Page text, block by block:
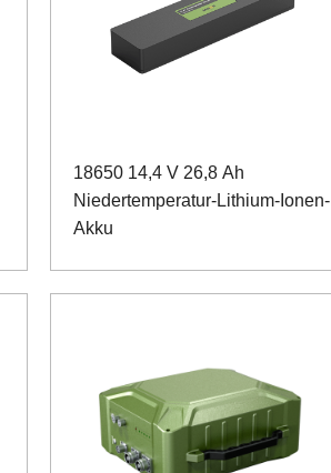
18650 14,4 V 26,8 Ah
Niedertemperatur-Lithium-Ionen-
Akku